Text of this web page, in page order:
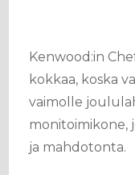
Kenwood:in
kokkaa, koska
vaimolle
monitoimikone,
ja mahdotonta.